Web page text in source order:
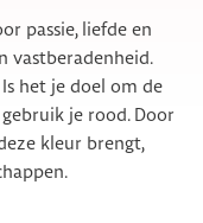
passie, liefde en
vastberadenheid.
het je doel om de
je rood. Door
kleur brengt,